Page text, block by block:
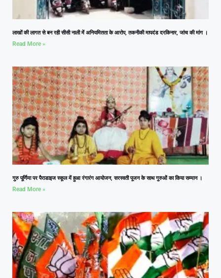
लाखों की लागत से बन रही सीसी नाली में अनियमितता के आरोप, तकनीकी मापदंड दरकिनार, जांच की मांग ।
Read More »
गुरु पूर्णिमा पर पैराडाइज स्कूल में हुआ रंगारंग आयोजन, सरस्वती पूजन के साथ गुरुओं का किया सम्मान ।
Read More »